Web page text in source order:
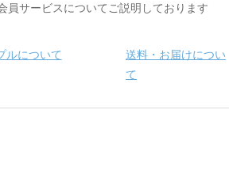
員サービスについてご説明しております
ルについて
送料・お届けについ
て